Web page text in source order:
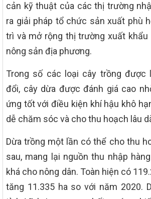
cản kỹ thuật của các thị trường
ra giải pháp tổ chức sản xuất phù
trì và mở rộng thị trường xuất
nông sản địa phương.
Trong số các loại cây trồng được
đổi, cây dừa được đánh giá cao
ứng tốt với điều kiện khí hậu khô
dễ chăm sóc và cho thu hoạch lâu
Dừa trồng một lần có thể cho thu
sau, mang lại nguồn thu nhập
khá cho nông dân. Toàn hiện có
tăng 11.335 ha so với năm 2020.